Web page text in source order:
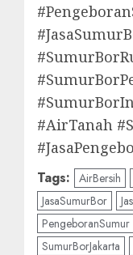
#AirTanah
Tags: AirBersih
JasaSumurBor
PengeboranSumur
SumurBorJakarta